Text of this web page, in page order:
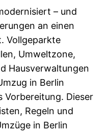
– und
an einen
Vollgeparkte
Umweltzone,
Hausverwaltungen
in Berlin
Vorbereitung. Dieser
Regeln und
in Berlin